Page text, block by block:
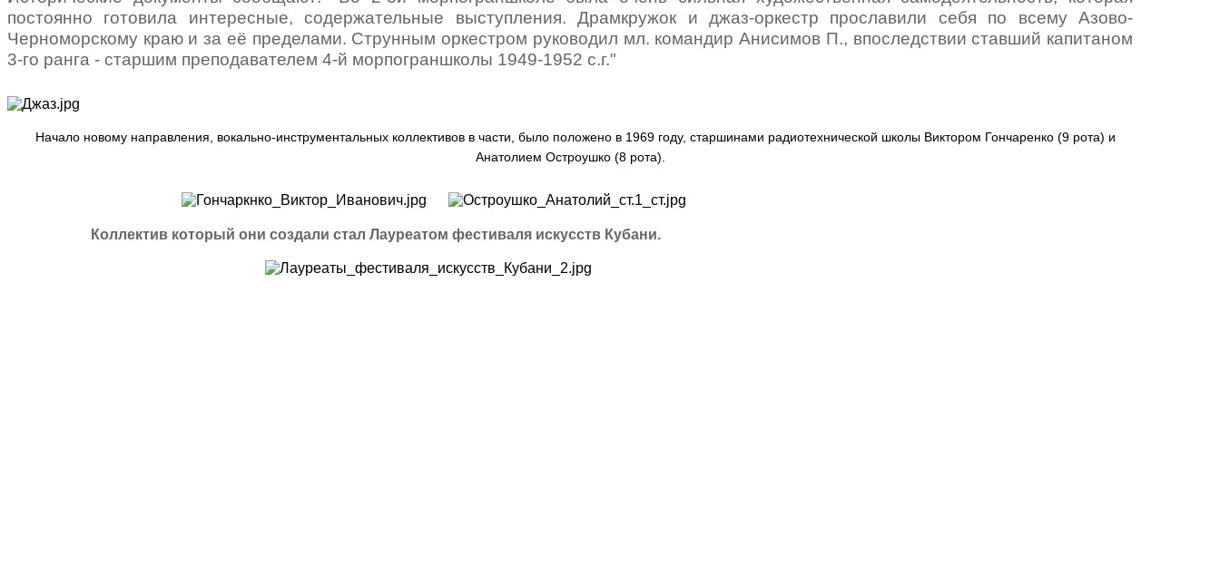
постоянно готовила интересные, содержательные выступления. Драмкружок и джаз-оркестр прославили себя по всему Азово-
Черноморскому краю и за её пределами. Струнным оркестром руководил мл. командир Анисимов П., впоследствии ставший капитаном
3-го ранга - старшим преподавателем 4-й морпограншколы 1949-1952 с.г."
Начало новому направления, вокально-инструментальных коллективов в части, было положено в 1969 году, старшинами радиотехнической школы Виктором Гончаренко (9 рота) и
Анатолием Остроушко (8 рота).
Коллектив который они создали стал Лауреатом фестиваля искусств Кубани.